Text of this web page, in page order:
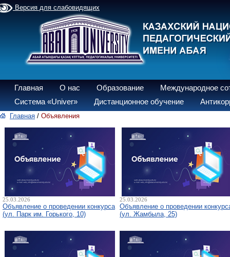
Версия для слабовидящих
Главная О нас Образование
Международное
Система «Univer»
Дистанционное обучение
Главная / Объявления
25.03.2026
Объявление о проведении конкурса
(ул. Парк им. Горького, 10)
25.03.2026
Объявление о проведении
(ул. Жамбыла, 25)